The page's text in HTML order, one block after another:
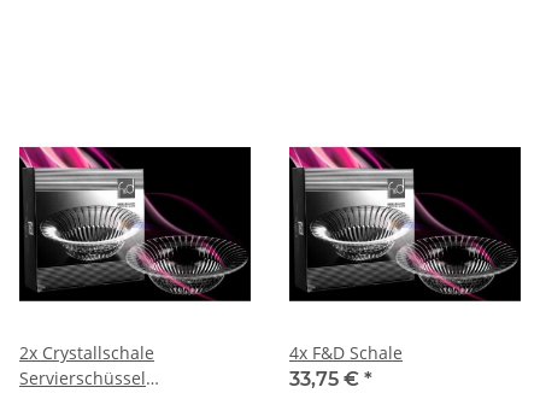
2x Crystallschale
Servierschüssel
4x F&D Schale
33,75 € *